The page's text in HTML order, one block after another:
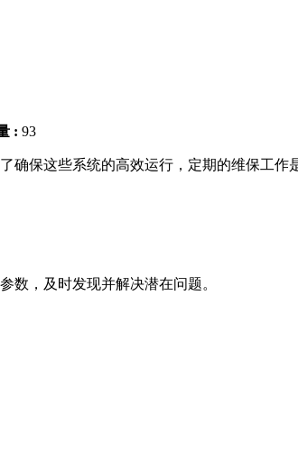
: 93
确保这些系统的高效运行，定期的维保工作
，及时发现并解决潜在问题。